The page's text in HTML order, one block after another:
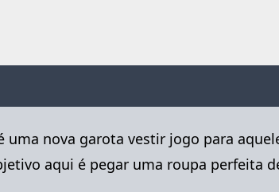
uma nova garota vestir jogo para
aqui é pegar uma roupa perfeita